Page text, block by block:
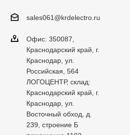
sales061@krdelectro.ru
Офис: 350087,
Краснодарский край, г.
Краснодар, ул.
Российская, 564
ЛОГОЦЕНТР, склад:
Краснодарский край, г.
Краснодар, ул.
Восточный обход, д.
239, строение Б